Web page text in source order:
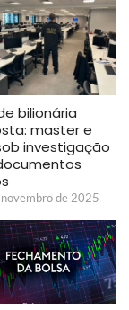
bilionária
master e
investigação
de 2025